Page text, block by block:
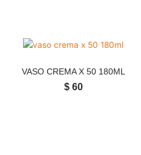
VASO CREMA X 50 180ML
$60